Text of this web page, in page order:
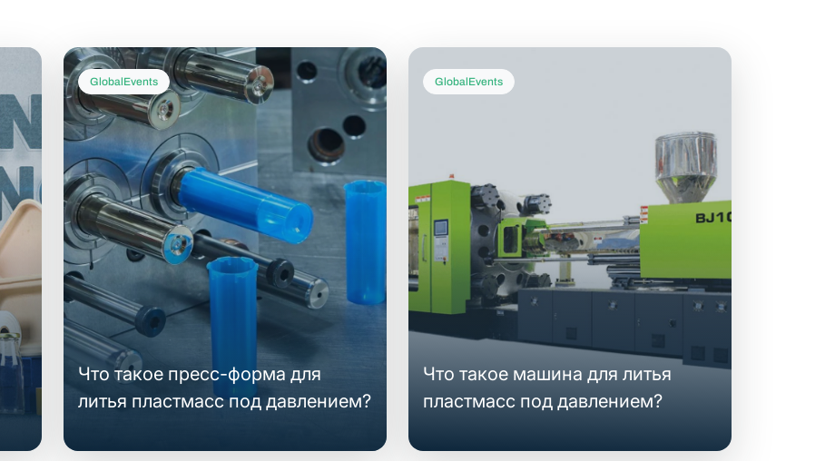
GlobalEvents
Что такое пресс-форма для
литья пластмасс под давлением?
GlobalEvents
Что такое машина для литья
пластмасс под давлением?